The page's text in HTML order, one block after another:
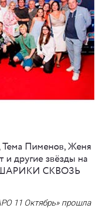
Тема Пименов, Женя
другие звёзды на
СКВОЗЬ
11 Октябрь» прошла